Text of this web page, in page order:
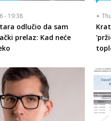
- 19:38
odlučio da sam
prelaz: Kad neće